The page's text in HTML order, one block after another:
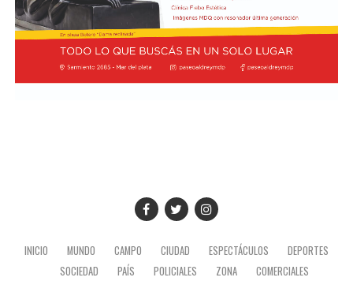
El presidente viajó acompañado por una comitiva
integrada por el canciller Pablo Quirno y la secretaria
general de la Presidencia, Karina Milei.
INICIO MUNDO CAMPO CIUDAD ESPECTÁCULOS
DEPORTES
SOCIEDAD
PAÍS POLICIALES ZONA COMERCIALES